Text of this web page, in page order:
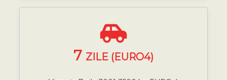
7 ZILE (EURO4)